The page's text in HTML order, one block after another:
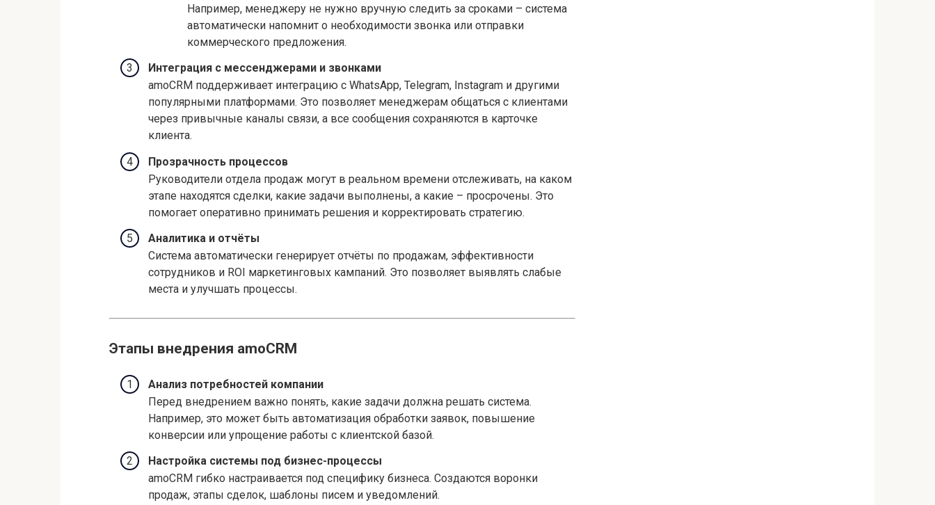
Например, менеджеру не нужно вручную следить за сроками – система
автоматически напомнит о необходимости звонка или отправки
коммерческого предложения.
Интеграция с мессенджерами и звонками
amoCRM поддерживает интеграцию с WhatsApp, Telegram, Instagram и другими
популярными платформами. Это позволяет менеджерам общаться с клиентами
через привычные каналы связи, а все сообщения сохраняются в карточке
клиента.
Прозрачность процессов
Руководители отдела продаж могут в реальном времени отслеживать, на каком
этапе находятся сделки, какие задачи выполнены, а какие – просрочены. Это
помогает оперативно принимать решения и корректировать стратегию.
Аналитика и отчёты
Система автоматически генерирует отчёты по продажам, эффективности
сотрудников и ROI маркетинговых кампаний. Это позволяет выявлять слабые
места и улучшать процессы.
Этапы внедрения amoCRM
Анализ потребностей компании
Перед внедрением важно понять, какие задачи должна решать система.
Например, это может быть автоматизация обработки заявок, повышение
конверсии или упрощение работы с клиентской базой.
Настройка системы под бизнес-процессы
amoCRM гибко настраивается под специфику бизнеса. Создаются воронки
продаж, этапы сделок, шаблоны писем и уведомлений.